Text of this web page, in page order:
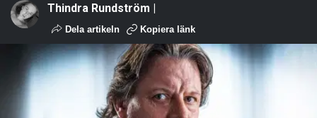
Thindra Rundström |
Dela artikeln Kopiera länk